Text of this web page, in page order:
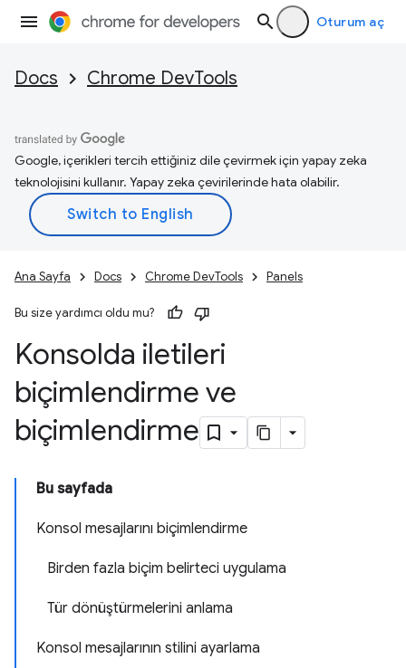
Oturum aç
Docs Chrome DevTools
Google, içerikleri tercih ettiğiniz dile çevirmek için yapay zeka
teknolojisini kullanır. Yapay zeka çevirilerinde hata olabilir.
Ana Sayfa Docs Chrome DevTools Panels
Bu size yardımcı oldu mu?
Konsolda iletileri
biçimlendirme ve
biçimlendirme
Bu sayfada
Konsol mesajlarını biçimlendirme
Birden fazla biçim belirteci uygulama
Tür dönüştürmelerini anlama
Konsol mesajlarının stilini ayarlama